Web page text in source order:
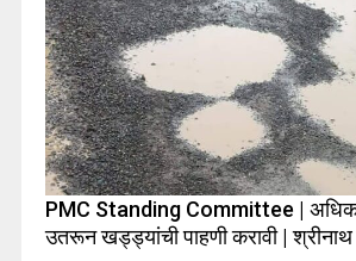
PMC Standing Committee |
उतरून खड्ड्यांची पाहणी करावी | श्रीनाथ